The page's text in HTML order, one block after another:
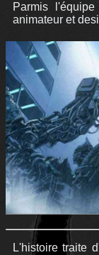
Parmis
animateur et
L'histoire traite